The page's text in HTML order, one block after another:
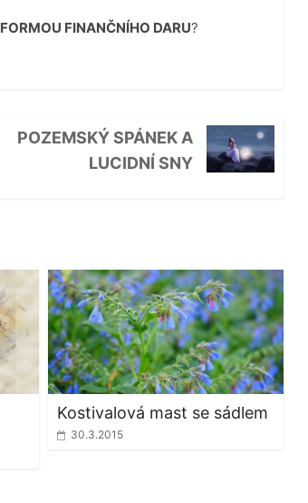
FORMOU FINANČNÍHO DARU?
POZEMSKÝ SPÁNEK A
LUCIDNÍ SNY
Kostivalová mast se sádlem
30.3.2015